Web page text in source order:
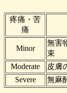
疼痛・苦
痛
Minor
無害
束
Moderate
皮膚
Severe
無麻